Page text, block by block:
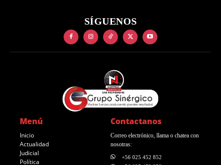
SÍGUENOS
Menú
Inicio
Actualidad
Judicial
Política
Contactanos
Correo electrónico, llama o chatea con
nosotras:
+56 025 452 852